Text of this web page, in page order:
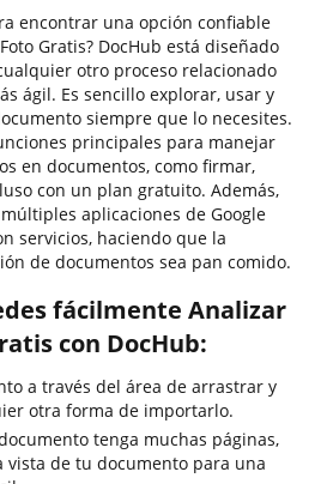
encontrar una opción confiable
Gratis? DocHub está diseñado
otro proceso relacionado
ágil. Es sencillo explorar, usar y
siempre que lo necesites.
principales para manejar
en documentos, como firmar,
con un plan gratuito. Además,
aplicaciones de Google
servicios, haciendo que la
de documentos sea pan comido.
fácilmente Analizar
con DocHub:
a través del área de arrastrar y
otra forma de importarlo.
tenga muchas páginas,
vista de tu documento para una